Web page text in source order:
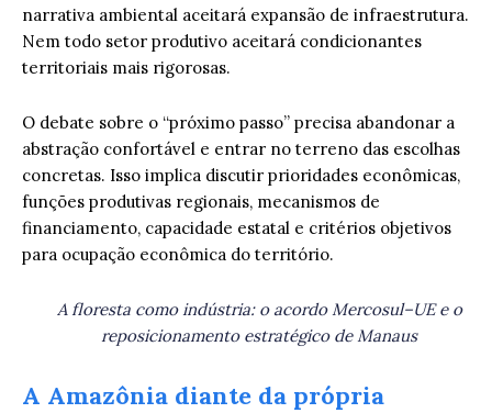
narrativa ambiental aceitará expansão de infraestrutura.
Nem todo setor produtivo aceitará condicionantes
territoriais mais rigorosas.
O debate sobre o “próximo passo” precisa abandonar a
abstração confortável e entrar no terreno das escolhas
concretas. Isso implica discutir prioridades econômicas,
funções produtivas regionais, mecanismos de
financiamento, capacidade estatal e critérios objetivos
para ocupação econômica do território.
A floresta como indústria: o acordo Mercosul–UE e o
reposicionamento estratégico de Manaus
A Amazônia diante da própria